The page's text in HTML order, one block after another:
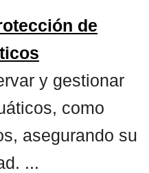
de
y gestionar
como
asegurando su
...